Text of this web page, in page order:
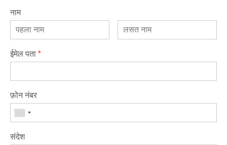
नाम
ईमेल पता*
फ़ोन नंबर
संदेश